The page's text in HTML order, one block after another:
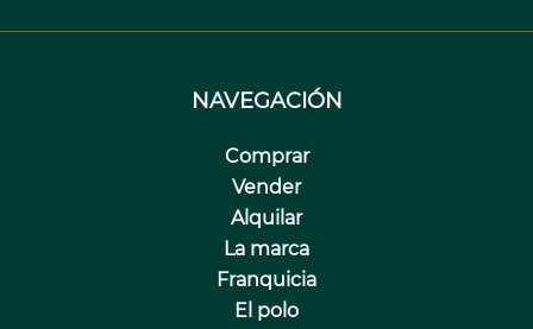
NAVEGACIÓN
Comprar
Vender
Alquilar
La marca
Franquicia
El polo